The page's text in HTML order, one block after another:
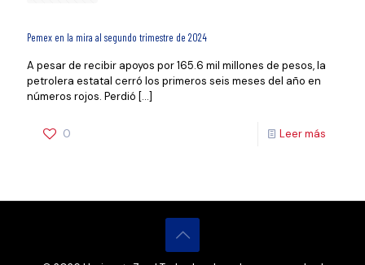
Pemex en la mira al segundo trimestre de 2024
A pesar de recibir apoyos por 165.6 mil millones de pesos, la
petrolera estatal cerró los primeros seis meses del año en
números rojos. Perdió […]
0 Leer más